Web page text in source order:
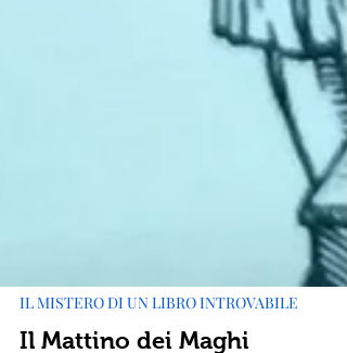
IL MISTERO DI UN LIBRO INTROVABILE